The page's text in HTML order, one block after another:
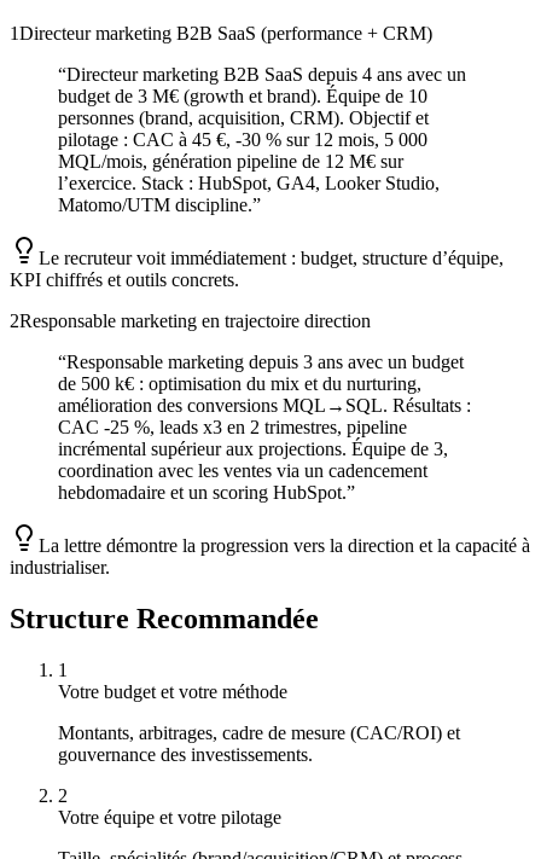
1Directeur marketing B2B SaaS (performance + CRM)
“Directeur marketing B2B SaaS depuis 4 ans avec un
budget de 3 M€ (growth et brand). Équipe de 10
personnes (brand, acquisition, CRM). Objectif et
pilotage : CAC à 45 €, -30 % sur 12 mois, 5 000
MQL/mois, génération pipeline de 12 M€ sur
l’exercice. Stack : HubSpot, GA4, Looker Studio,
Matomo/UTM discipline.”
Le recruteur voit immédiatement : budget, structure d’équipe,
KPI chiffrés et outils concrets.
2Responsable marketing en trajectoire direction
“Responsable marketing depuis 3 ans avec un budget
de 500 k€ : optimisation du mix et du nurturing,
amélioration des conversions MQL→SQL. Résultats :
CAC -25 %, leads x3 en 2 trimestres, pipeline
incrémental supérieur aux projections. Équipe de 3,
coordination avec les ventes via un cadencement
hebdomadaire et un scoring HubSpot.”
La lettre démontre la progression vers la direction et la capacité à
industrialiser.
Structure Recommandée
1
Votre budget et votre méthode
Montants, arbitrages, cadre de mesure (CAC/ROI) et
gouvernance des investissements.
2
Votre équipe et votre pilotage